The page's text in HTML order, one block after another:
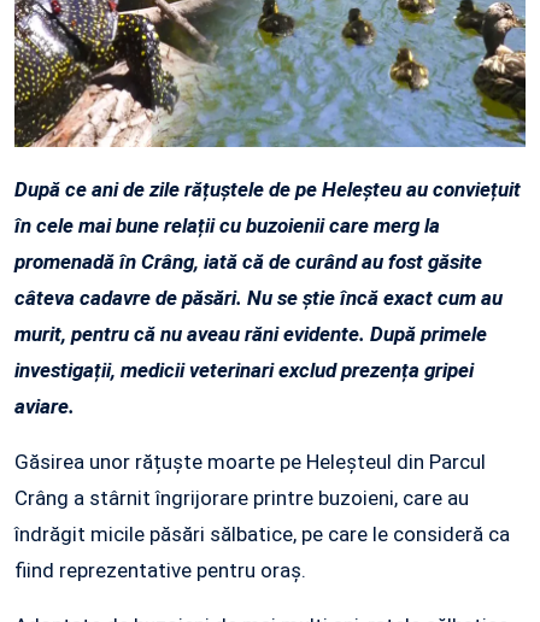
După ce ani de zile rățuștele de pe Heleșteu au conviețuit
în cele mai bune relații cu buzoienii care merg la
promenadă în Crâng, iată că de curând au fost găsite
câteva cadavre de păsări. Nu se știe încă exact cum au
murit, pentru că nu aveau răni evidente. După primele
investigații, medicii veterinari exclud prezența gripei
aviare.
Găsirea unor rățuște moarte pe Heleșteul din Parcul
Crâng a stârnit îngrijorare printre buzoieni, care au
îndrăgit micile păsări sălbatice, pe care le consideră ca
fiind reprezentative pentru oraș.